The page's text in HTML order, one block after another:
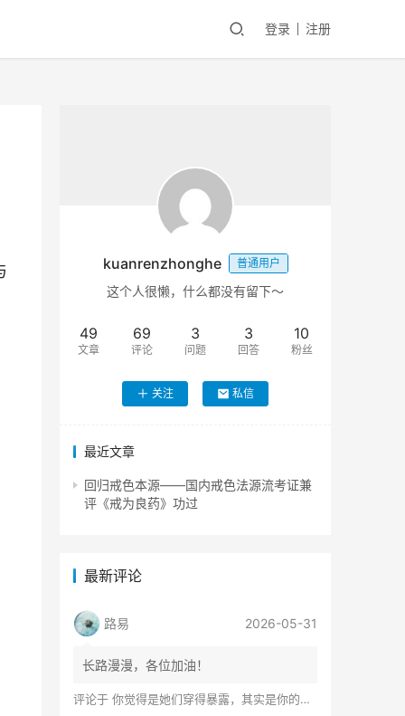
登录 注册
kuanrenzhonghe 普通用户
这个人很懒，什么都没有留下～
49
文章
69
评论
3
问题
3
回答
10
粉丝
关注 私信
最近文章
回归戒色本源——国内戒色法源流考证兼
评《戒为良药》功过
最新评论
路易 2026-05-31
长路漫漫，各位加油！
评论于 你觉得是她们穿得暴露，其实是你的心在着火